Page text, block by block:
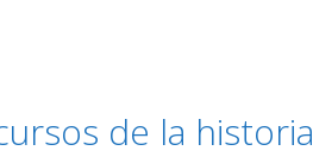
de la historia